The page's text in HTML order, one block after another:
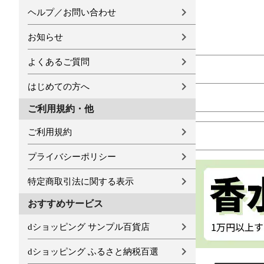
ヘルプ／お問い合わせ
お知らせ
よくあるご質問
はじめての方へ
ご利用規約・他
ご利用規約
プライバシーポリシー
特定商取引法に関する表示
おすすめサービス
dショッピング サンプル百貨店
dショッピング ふるさと納税百選